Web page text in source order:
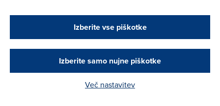
Krško gostilo drugo dirko sezone državnega
prvenstva v minimotu, minigp-ju in za skuteriste
Več
Zapri
Podarjamo vam 10 €!
Obstoječi in novi AMZS člani, ki boste v AMZS
opravili registracijo vozila, boste prejeli
vrednostno darilno kartico z dobroimetjem v višini
Kako do darila?
Izberite vse piškotke
Izberite samo nujne piškotke
Več nastavitev